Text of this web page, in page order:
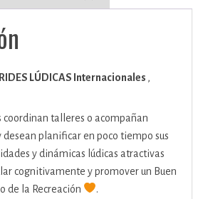
LÚDICAS Internacionales ,
coordinan talleres o acompañan
desean planificar en poco tiempo sus
y dinámicas lúdicas atractivas
cognitivamente y promover un Buen
de la Recreación
.